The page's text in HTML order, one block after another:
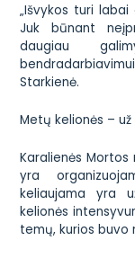
„Išvykos turi
Juk būnant
daugiau
Starkienė.
Metų kelionės –
Karalienės Mortos
yra
keliaujama yra
kelionės
temų, kurios buvo